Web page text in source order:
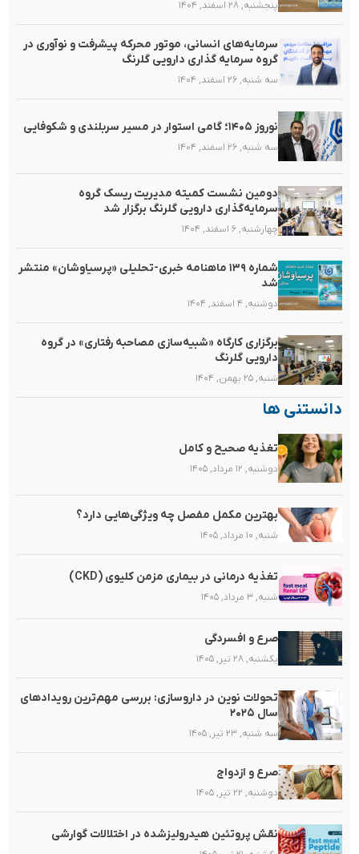
پنجشنبه, ۲۸ اسفند, ۱۴۰۴
سرمایه‌های انسانی، موتور محرکه پیشرفت و نوآوری در
گروه سرمایه گذاری دارویی گلرنگ
سه شنبه, ۲۶ اسفند, ۱۴۰۴
نوروز ۱۴۰۵؛ گامی استوار در مسیر سربلندی و شکوفایی
سه شنبه, ۲۶ اسفند, ۱۴۰۴
دومین نشست کمیته مدیریت ریسک گروه
سرمایه‌گذاری دارویی گلرنگ برگزار شد
چهارشنبه, ۶ اسفند, ۱۴۰۴
شماره ۱۳۹ ماهنامه خبری-تحلیلی «پرسیاوشان» منتشر
شد
دوشنبه, ۴ اسفند, ۱۴۰۴
برگزاری کارگاه «شبیه‌سازی مصاحبه رفتاری» در گروه
دارویی گلرنگ
شنبه, ۲۵ بهمن, ۱۴۰۴
دانستنی ها
تغذیه صحیح و کامل
دوشنبه, ۱۲ مرداد, ۱۴۰۵
بهترین مکمل مفصل چه ویژگی‌هایی دارد؟
شنبه, ۱۰ مرداد, ۱۴۰۵
تغذیه‌ درمانی در بیماری مزمن کلیوی (CKD)
شنبه, ۳ مرداد, ۱۴۰۵
صرع و افسردگی
یکشنبه, ۲۸ تیر, ۱۴۰۵
تحولات نوین در داروسازی: بررسی مهم‌ترین رویدادهای
سال ۲۰۲۵
سه شنبه, ۲۳ تیر, ۱۴۰۵
صرع و ازدواج
دوشنبه, ۲۲ تیر, ۱۴۰۵
نقش پروتئین هیدرولیزشده در اختلالات گوارشی